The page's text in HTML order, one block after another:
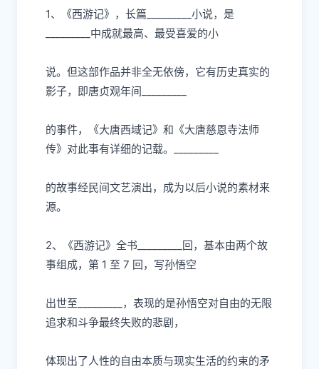
1、《⻄游记》， ⻓篇 ⼩说，是
_________中成就最⾼、最受喜爱的⼩
说。但这部作品并⾮全⽆依傍，它有历史真实的
影⼦，即唐贞观年间
的事件，《⼤唐⻄域记》和《⼤唐慈恩寺法师
传》对此事有详细的记载。
的故事经⺠间⽂艺演出，成为以后⼩说的素材来
源。
2、《⻄游记》全书 _________回，基本由两个故
事组成，第 1 ⾄ 7 回，写孙悟空
出世⾄ _________，表现的是孙悟空对⾃由的⽆限
追求和⽃争最终失败的悲剧，
体现出了⼈性的⾃由本质与现实⽣活的约束的⽭